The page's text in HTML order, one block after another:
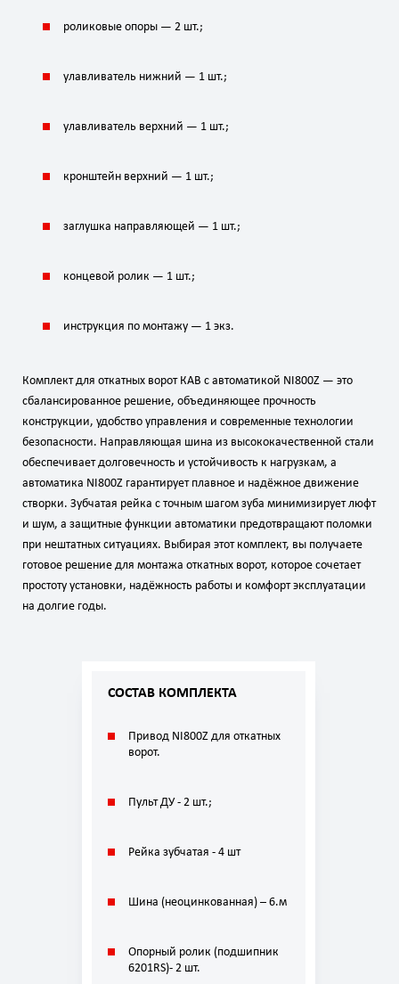
СОСТАВ КОМПЛЕКТА
Привод NI800Z для откатных
ворот.
Пульт ДУ - 2 шт.;
Рейка зубчатая - 4 шт
Шина (неоцинкованная) – 6.м
Опорный ролик (подшипник
6201RS)- 2 шт.
роликовые опоры — 2 шт.;
улавливатель нижний — 1 шт.;
улавливатель верхний — 1 шт.;
кронштейн верхний — 1 шт.;
заглушка направляющей — 1 шт.;
концевой ролик — 1 шт.;
инструкция по монтажу — 1 экз.
Комплект для откатных ворот КАВ с автоматикой NI800Z — это
сбалансированное решение, объединяющее прочность
конструкции, удобство управления и современные технологии
безопасности. Направляющая шина из высококачественной стали
обеспечивает долговечность и устойчивость к нагрузкам, а
автоматика NI800Z гарантирует плавное и надёжное движение
створки. Зубчатая рейка с точным шагом зуба минимизирует люфт
и шум, а защитные функции автоматики предотвращают поломки
при нештатных ситуациях. Выбирая этот комплект, вы получаете
готовое решение для монтажа откатных ворот, которое сочетает
простоту установки, надёжность работы и комфорт эксплуатации
на долгие годы.